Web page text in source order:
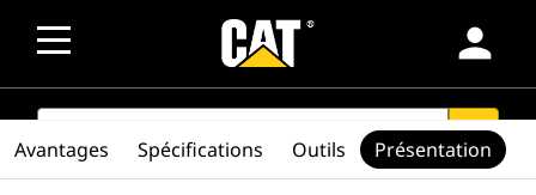
person
SEARCH search
Avantages Spécifications Outils Présentation